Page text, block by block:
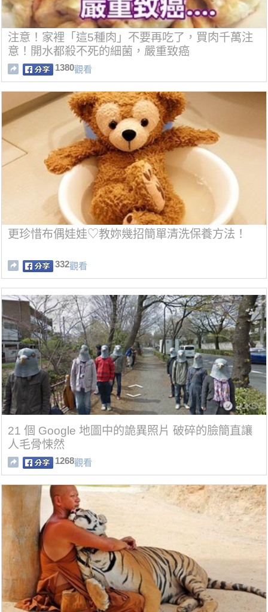
注意！家裡「這5種肉」不要再吃了，買肉千萬注
意！開水都殺不死的細菌，嚴重致癌
1380觀看
更珍惜布偶娃娃♡教妳幾招簡單清洗保養方法！
332觀看
21 個 Google 地圖中的詭異照片 破碎的臉簡直讓
人毛骨悚然
1268觀看